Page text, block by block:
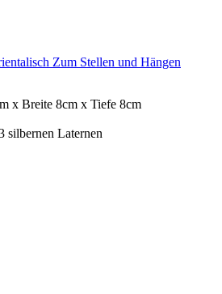
Zum Stellen und Hängen
x Breite 8cm x Tiefe 8cm
silbernen Laternen